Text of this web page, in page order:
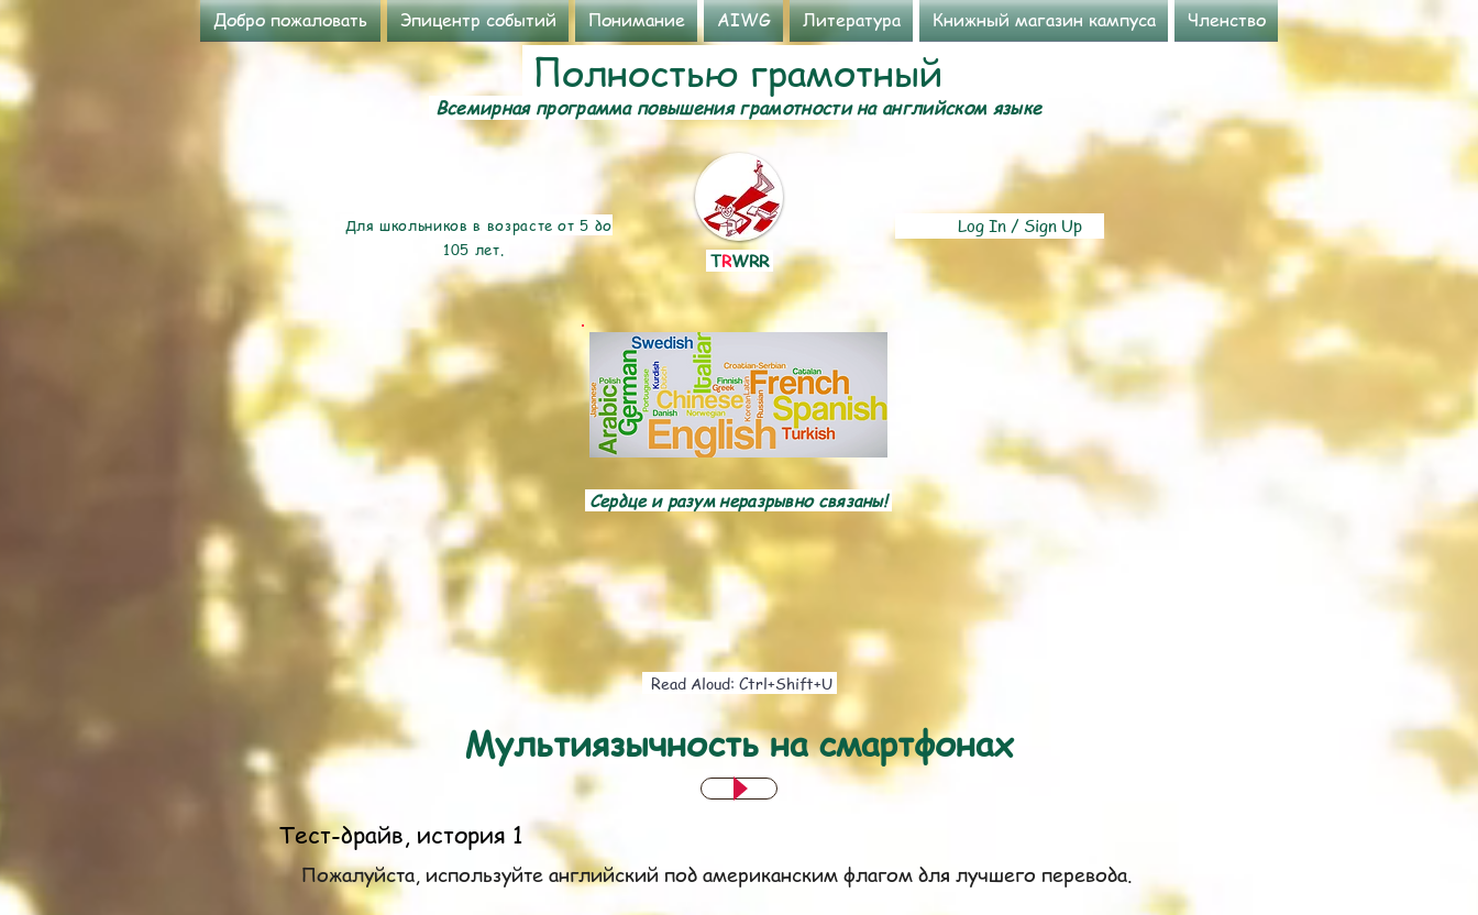
Добро пожаловать Эпицентр событий Понимание AIWG Литература Книжный магазин кампуса Членство
Всемирная программа повышения грамотности на английском языке
Полностью грамотный
Для школьников в возрасте от 5 до
105 лет.
TRWRR
Log In / Sign Up
Сердце и разум неразрывно связаны!
Read Aloud: Ctrl+Shift+U
Мультиязычность на смартфонах
Тест-драйв, история 1
Пожалуйста, используйте английский под американским флагом для лучшего перевода.